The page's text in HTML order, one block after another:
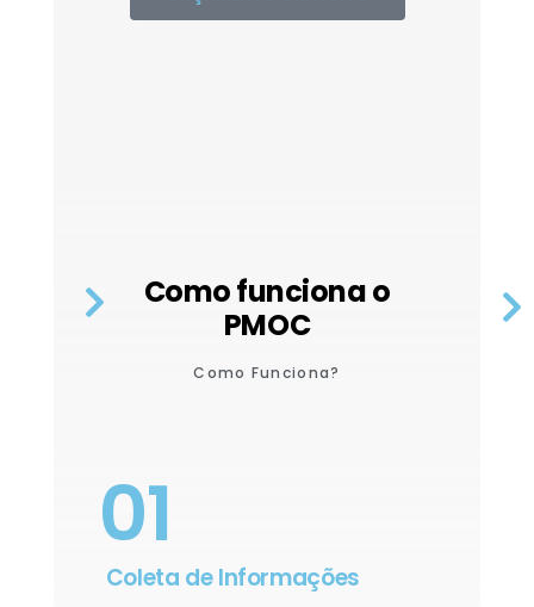
Como funciona o
PMOC
Como Funciona?
01
Coleta de Informações